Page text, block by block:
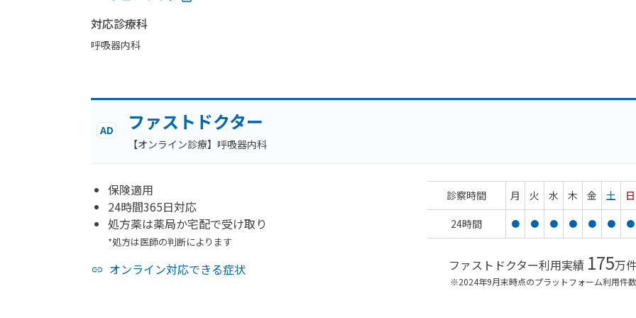
対応診療科
呼吸器内科
AD ファストドクター
【オンライン診療】呼吸器内科
保険適用
24時間365日対応
処方薬は薬局か宅配で受け取り
*処方は医師の判断によります
オンライン対応できる症状
診察時間 月 火 水 木 金 土 日
24時間
● ● ● ● ● ● ●
ファストドクター利用実績 175万
※2024年9月末時点のプラットフォーム利用件数